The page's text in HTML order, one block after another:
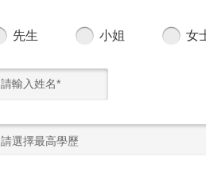
先生 小姐 女
請選擇最高學歷